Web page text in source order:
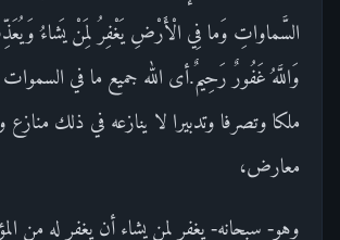
السَّماواتِ وَما فِي الْأَرْضِ يَغْفِرُ لِمَنْ يَشاءُ
وَاللَّهُ غَفُورٌ رَحِيمٌ.أى الله جميع ما في
ملكا وتصرفا وتدبيرا لا ينازعه في ذلك منازع
معارض،
وهو- سبحانه- يغفر لمن يشاء أن يغفر له من